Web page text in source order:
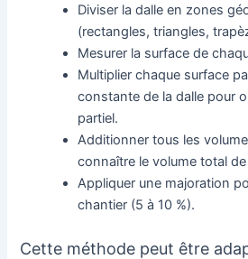
Diviser la dalle en zones
(rectangles, triangles,
Mesurer la surface de
Multiplier chaque surface
constante de la dalle pour
partiel.
Additionner tous les
connaître le volume total
Appliquer une majoration
chantier (5 à 10 %).
Cette méthode peut être